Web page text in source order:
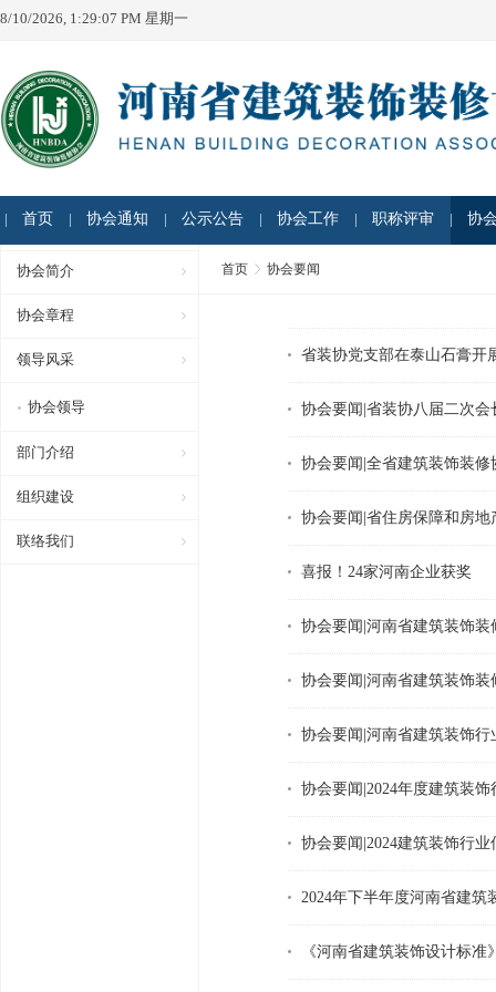
8/10/2026, 1:29:07 PM 星期一
首页 协会通知 公示公告 协会工作 职称评审 协
协会简介
协会章程
领导风采
协会领导
部门介绍
组织建设
联络我们
首页 协会要闻
省装协党支部在泰山石膏开
协会要闻|省装协八届二次
协会要闻|全省建筑装饰装
协会要闻|省住房保障和房
喜报！24家河南企业获奖
协会要闻|河南省建筑装饰
协会要闻|河南省建筑装饰
协会要闻|河南省建筑装饰
协会要闻|2024年度建筑装
协会要闻|2024建筑装饰行
2024年下半年度河南省建
《河南省建筑装饰设计标